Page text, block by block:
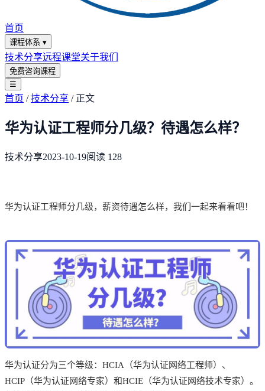
首页
课程体系 ▾
技术分享远程课堂关于我们
免费咨询课程
☰
首页 /技术分享 / 正文
华为认证工程师分几级？待遇怎么样？
技术分享2023-10-19阅读 128
华为认证工程师分几级，薪资待遇怎么样，我们一起来看看吧！
华为认证分为三个等级：HCIA（华为认证网络工程师）、
HCIP（华为认证网络专家）和HCIE（华为认证网络技术专家）。